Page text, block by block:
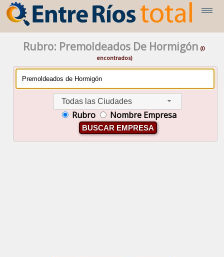
Rubro: Premoldeados De Hormigón(0
encontrados)
Todas las Ciudades
Rubro Nombre Empresa
BUSCAR EMPRESA